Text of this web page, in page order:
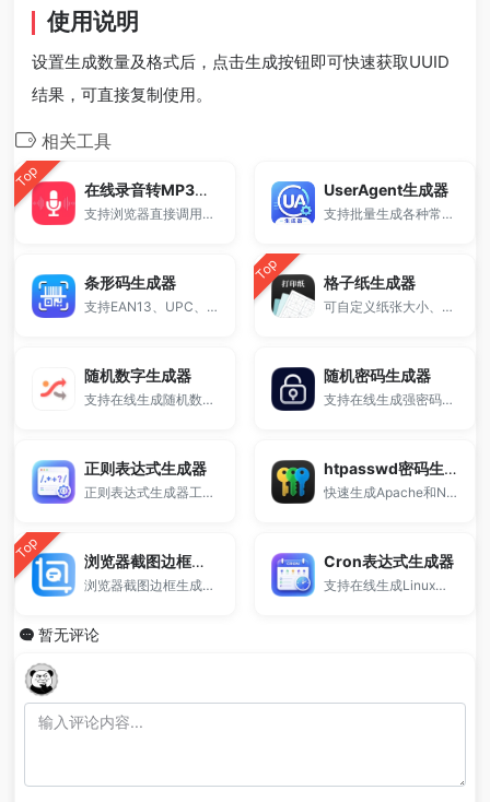
使用说明
设置生成数量及格式后，点击生成按钮即可快速获取UUID
结果，可直接复制使用。
相关工具
Top 在线录音转MP3工具
支持浏览器直接调用麦克风进行音频录制，一键生成并下载MP3文件。
UserAgent生成器
支持批量生成各种常见系统与浏览器类型的User-Agent字符串。
条形码生成器
支持EAN13、UPC、Code128等多种格式，输入数字或内容即可快速生成条码图片。
Top 格子纸生成器
可自定义纸张大小、格子尺寸和颜色，一键生成并打印，适用于练字、绘图、数学学习和课堂教学。
随机数字生成器
支持在线生成随机数和随机数字，可设置范围、数量、是否重复及排序方式。
随机密码生成器
支持在线生成强密码、安全密码和复杂密码，自定义长度、字符类型及数量，一键生成并复制。
正则表达式生成器
正则表达式生成器工具，支持Regex在线生成与匹配测试，可快速生成多语言正则代码（Python、JavaScript、PHP等），适用于字符串匹配、数据验证及开发调试，免费在线使用。
htpasswd密码生成器
快速生成Apache和Nginx所需的账号密码认证信息。
Top 浏览器截图边框生成器
浏览器截图边框生成器是一款在线截图美化工具，支持为网页截图或图片添加Chrome、Safari、Edge等浏览器外壳样式。用户可自定义地址栏、窗口按钮、圆角、阴影及背景颜色，一键生成高质量浏览器风格截图并导出PNG图片。适用于网页展示、产品介绍、博客配图等多种场景，无需下载，在线使用更高效。
Cron表达式生成器
支持在线生成Linux定时任务与秒级Cron表达式，涵盖秒、分、时、日、月、周等多字段配置。
暂无评论